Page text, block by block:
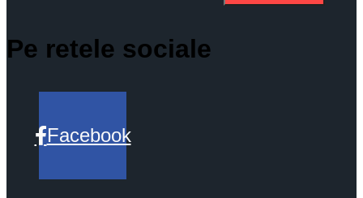
Pe retele sociale
Facebook